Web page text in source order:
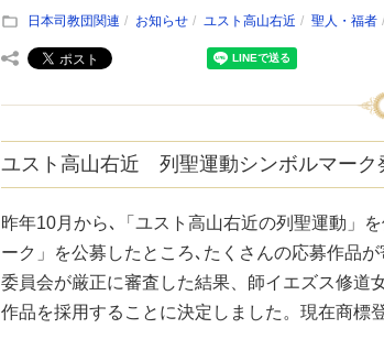
日本司教団関連
お知らせ ユスト高山右近 聖人・福者
ユスト高山右近 列聖運動シンボルマーク
昨年10月から､「ユスト高山右近の列聖運動」
ーク」を公募したところ､たくさんの応募作品
委員会が厳正に審査した結果、師イエズス修道
作品を採用することに決定しました。現在商標